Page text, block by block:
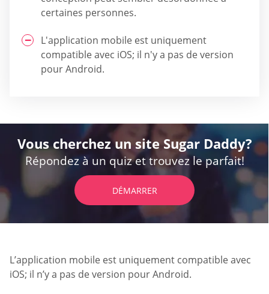
certaines personnes.
L'application mobile est uniquement
compatible avec iOS; il n'y a pas de version
pour Android.
Vous cherchez un site Sugar Daddy?
Répondez à un quiz et trouvez le parfait!
DÉMARRER
L’application mobile est uniquement compatible avec
iOS; il n’y a pas de version pour Android.